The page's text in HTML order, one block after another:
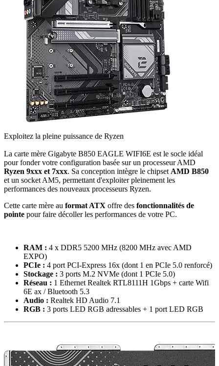
Exploitez la pleine puissance de Ryzen
La carte mère Gigabyte B850 EAGLE WIFI6E est le socle idéal
pour fonder votre configuration basée sur un processeur AMD
Ryzen 9xxx et 7xxx. Sa conception intègre le chipset AMD B850
et un socket AM5, permettant d'exploiter pleinement les
performances des nouveaux processeurs Ryzen.
Cette carte mère au format ATX offre des fonctionnalités de
pointe pour faire décoller les performances de votre PC.
RAM : 4 x DDR5 5200 MHz (8200 MHz avec AMD
EXPO)
PCIe : 4 port PCI-Express 16x (dont 1 en PCIe 5.0 renforcé)
Stockage : 3 ports M.2 NVMe (dont 1 PCIe 5.0)
Réseau : 1 Ethernet Realtek RTL8111H 1Gbps + carte Wifi
6E ax / Bluetooth 5.3
Audio : Realtek HD Audio 7.1
RGB : 3 ports LED RGB adressables + 1 port LED RGB